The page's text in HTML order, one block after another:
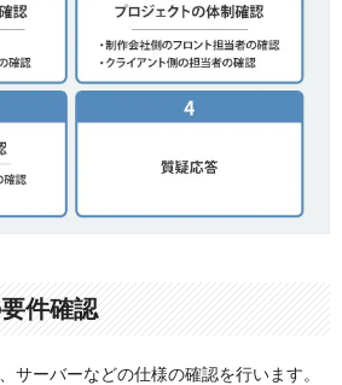
件確認
サーバーなどの仕様の確認を行います。